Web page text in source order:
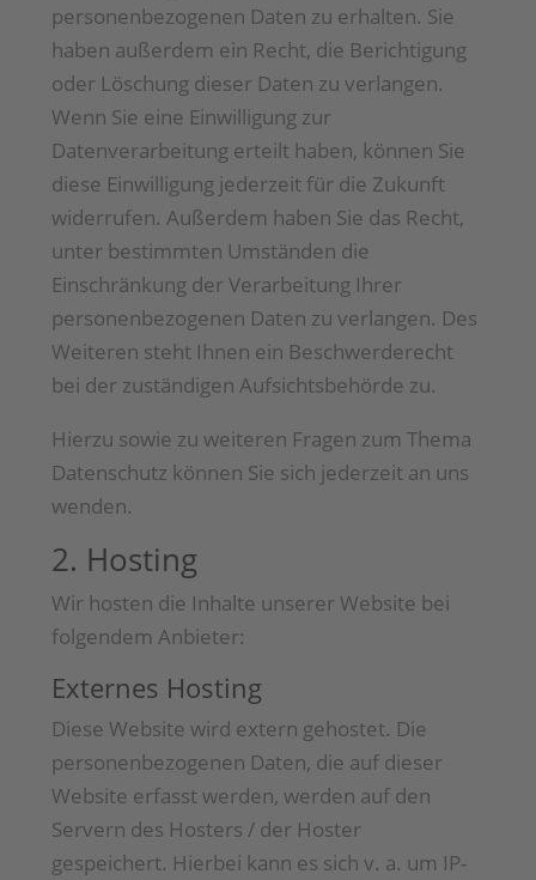
personenbezogenen Daten zu erhalten. Sie
haben außerdem ein Recht, die Berichtigung
oder Löschung dieser Daten zu verlangen.
Wenn Sie eine Einwilligung zur
Datenverarbeitung erteilt haben, können Sie
diese Einwilligung jederzeit für die Zukunft
widerrufen. Außerdem haben Sie das Recht,
unter bestimmten Umständen die
Einschränkung der Verarbeitung Ihrer
personenbezogenen Daten zu verlangen. Des
Weiteren steht Ihnen ein Beschwerderecht
bei der zuständigen Aufsichtsbehörde zu.
Hierzu sowie zu weiteren Fragen zum Thema
Datenschutz können Sie sich jederzeit an uns
wenden.
2. Hosting
Wir hosten die Inhalte unserer Website bei
folgendem Anbieter:
Externes Hosting
Diese Website wird extern gehostet. Die
personenbezogenen Daten, die auf dieser
Website erfasst werden, werden auf den
Servern des Hosters / der Hoster
gespeichert. Hierbei kann es sich v. a. um IP-